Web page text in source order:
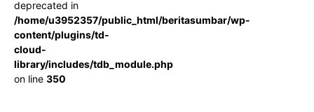
deprecated in
/home/u3952357/public_html/beritasumbar/wp-
content/plugins/td-
cloud-
library/includes/tdb_module.php
on line 350